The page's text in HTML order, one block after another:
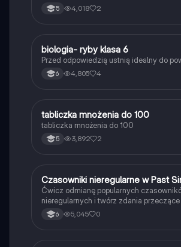
5 4,018 2
BBiologia
biologia- ryby klasa 6
Przed odpowiedzią ustnią idealny do
6 4,805 4
TMatematyka
tabliczka mnożenia do 100
tabliczka mnożenia do 100
5 3,892 2
CJęzyk angielski
Czasowniki nieregularne w Past
Ćwicz odmianę popularnych
nieregularnych i twórz zdania przeczące
didn't w czasie Past Simple.
6 5,045 0